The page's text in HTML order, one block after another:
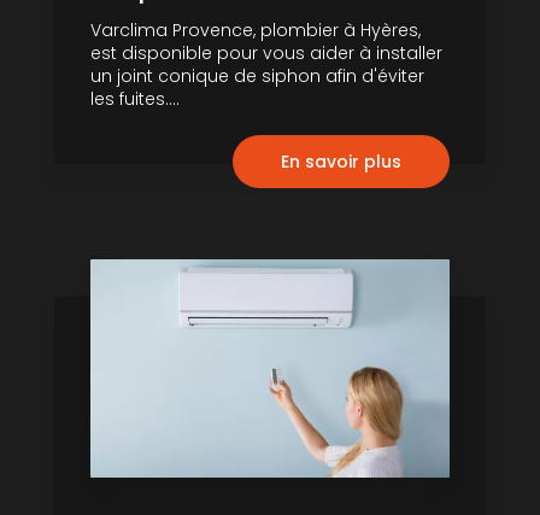
Varclima Provence, plombier à Hyères,
est disponible pour vous aider à installer
un joint conique de siphon afin d'éviter
les fuites....
En savoir plus